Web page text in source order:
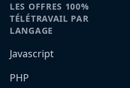
LES OFFRES 100%
TÉLÉTRAVAIL PAR
LANGAGE
Javascript
PHP